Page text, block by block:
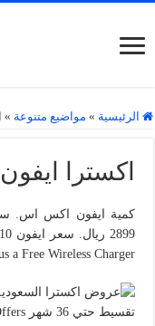
الرئيسية » مواضيع متنوعة »
اكسترا
a Free Wireless Charger.